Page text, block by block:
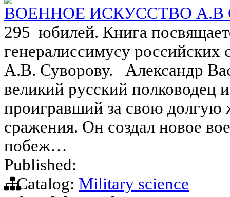
ВОЕННОЕ ИСКУССТВО А.В
295 юбилей. Книга
генералиссимусу
А.В. Суворову. Александр
великий русский полководец
проигравший за свою долгую
сражения. Он создал новое
побеж…
Published:
Catalog: Military science